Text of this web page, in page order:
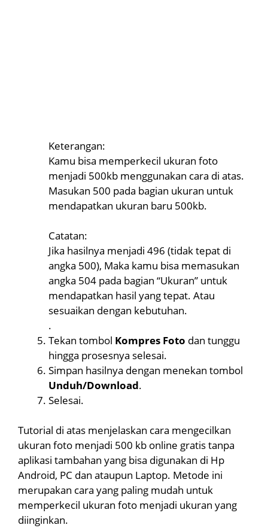
Keterangan:
Kamu bisa memperkecil ukuran foto
menjadi 500kb menggunakan cara di atas.
Masukan 500 pada bagian ukuran untuk
mendapatkan ukuran baru 500kb.
Catatan:
Jika hasilnya menjadi 496 (tidak tepat di
angka 500), Maka kamu bisa memasukan
angka 504 pada bagian “Ukuran” untuk
mendapatkan hasil yang tepat. Atau
sesuaikan dengan kebutuhan.
.
Tekan tombol Kompres Foto dan tunggu
hingga prosesnya selesai.
Simpan hasilnya dengan menekan tombol
Unduh/Download.
Selesai.
Tutorial di atas menjelaskan cara mengecilkan
ukuran foto menjadi 500 kb online gratis tanpa
aplikasi tambahan yang bisa digunakan di Hp
Android, PC dan ataupun Laptop. Metode ini
merupakan cara yang paling mudah untuk
memperkecil ukuran foto menjadi ukuran yang
diinginkan.